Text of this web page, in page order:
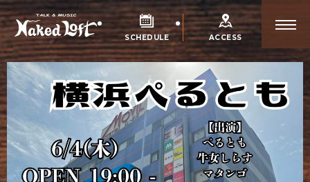
SCHEDULE ACCESS